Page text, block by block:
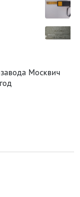
Москвич